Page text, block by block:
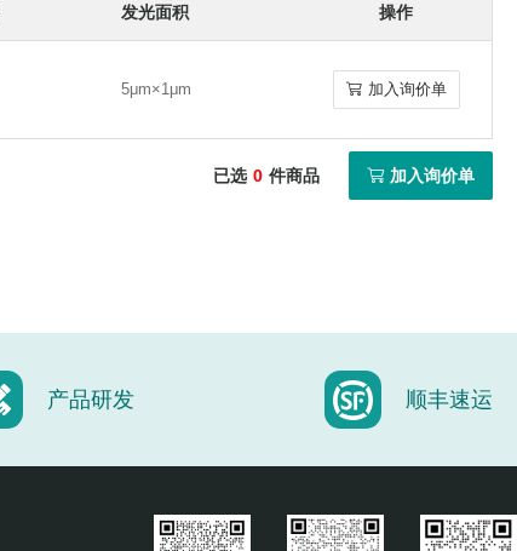
发光面积 操作
5μm×1μm 加入询价单
5μm×1μm 加入询价单
已选 0 件商品 加入询价单
产品研发 顺丰速运